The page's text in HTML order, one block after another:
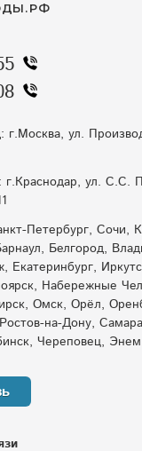
г.Москва, ул.
ул. С.С.
Петербург, Сочи,
Белгород,
Екатеринбург,
Набережные
Омск, Орёл,
на-Дону,
Череповец, Энем